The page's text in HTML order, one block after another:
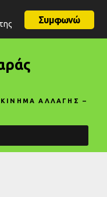
ΑΛΛΑΓΗΣ –
Συμφωνώ